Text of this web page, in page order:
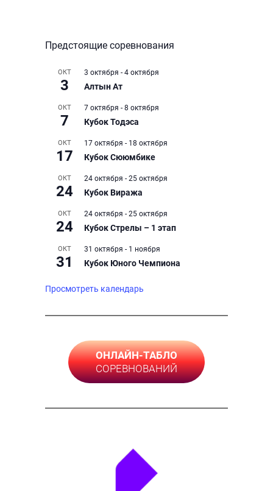
Предстоящие соревнования
ОКТ
3
3 октября - 4 октября
Алтын Ат
ОКТ
7
7 октября - 8 октября
Кубок Тодэса
ОКТ
17
17 октября - 18 октября
Кубок Сююмбике
ОКТ
24
24 октября - 25 октября
Кубок Виража
ОКТ
24
24 октября - 25 октября
Кубок Стрелы – 1 этап
ОКТ
31
31 октября - 1 ноября
Кубок Юного Чемпиона
Просмотреть календарь
ОНЛАЙН-ТАБЛО
СОРЕВНОВАНИЙ